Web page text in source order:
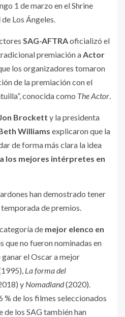
1 de marzo en el Shrine
Los Ángeles.
SAG-AFTRAoficializó el
premiación aActor
los organizadores tomaron
de la premiación con el
conocida como The Actor.
Brockett y la presidenta
Williams explicaron que la
de forma más clara la idea
los mejores intérpretes en
han demostrado tener
de premios.
de mejor elenco en
que no fueron nominadas en
el Oscar a mejor
La forma del
y Nomadland(2020).
% de los filmes seleccionados
los SAG también han